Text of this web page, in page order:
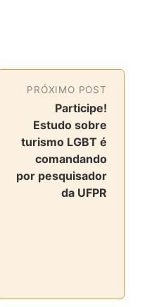
PRÓXIMO POST
Participe!
Estudo sobre
turismo LGBT é
comandando
por pesquisador
da UFPR